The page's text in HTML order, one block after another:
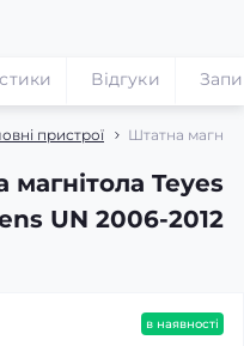
пристрої Штатна
Teyes
UN 2006-2012
Відгуки
в наявності